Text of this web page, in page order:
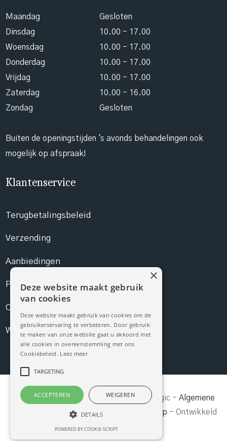
Maandag
Gesloten
Dinsdag
10.00 - 17.00
Woensdag
10.00 - 17.00
Donderdag
10.00 - 17.00
Vrijdag
10.00 - 17.00
Zaterdag
10.00 - 16.00
Zondag
Gesloten
Buiten de openingstijden 's avonds behandelingen ook
mogelijk op afspraak!
Klantenservice
Terugbetalingsbeleid
Verzending
Aanbiedingen
Prijslijst
Contact
Webshop
© Copyright2026 Schoonheidssalon Magic - Algemene
Privacyverklaring Sitemap - Ontwikkeld
doorBest4u Group B.V.
Deze website maakt gebruik
van cookies
Deze website maakt gebruik van cookies om de
gebruikerservaring te verbeteren. Door gebruik
te maken van onze website gaat u akkoord met
alle cookies in overeenstemming met ons
Cookiebeleid. Lees meer
TARGETING
ACCEPTEREN WEIGEREN
DETAILS
POWERED BY COOKIE-SCRIPT
×